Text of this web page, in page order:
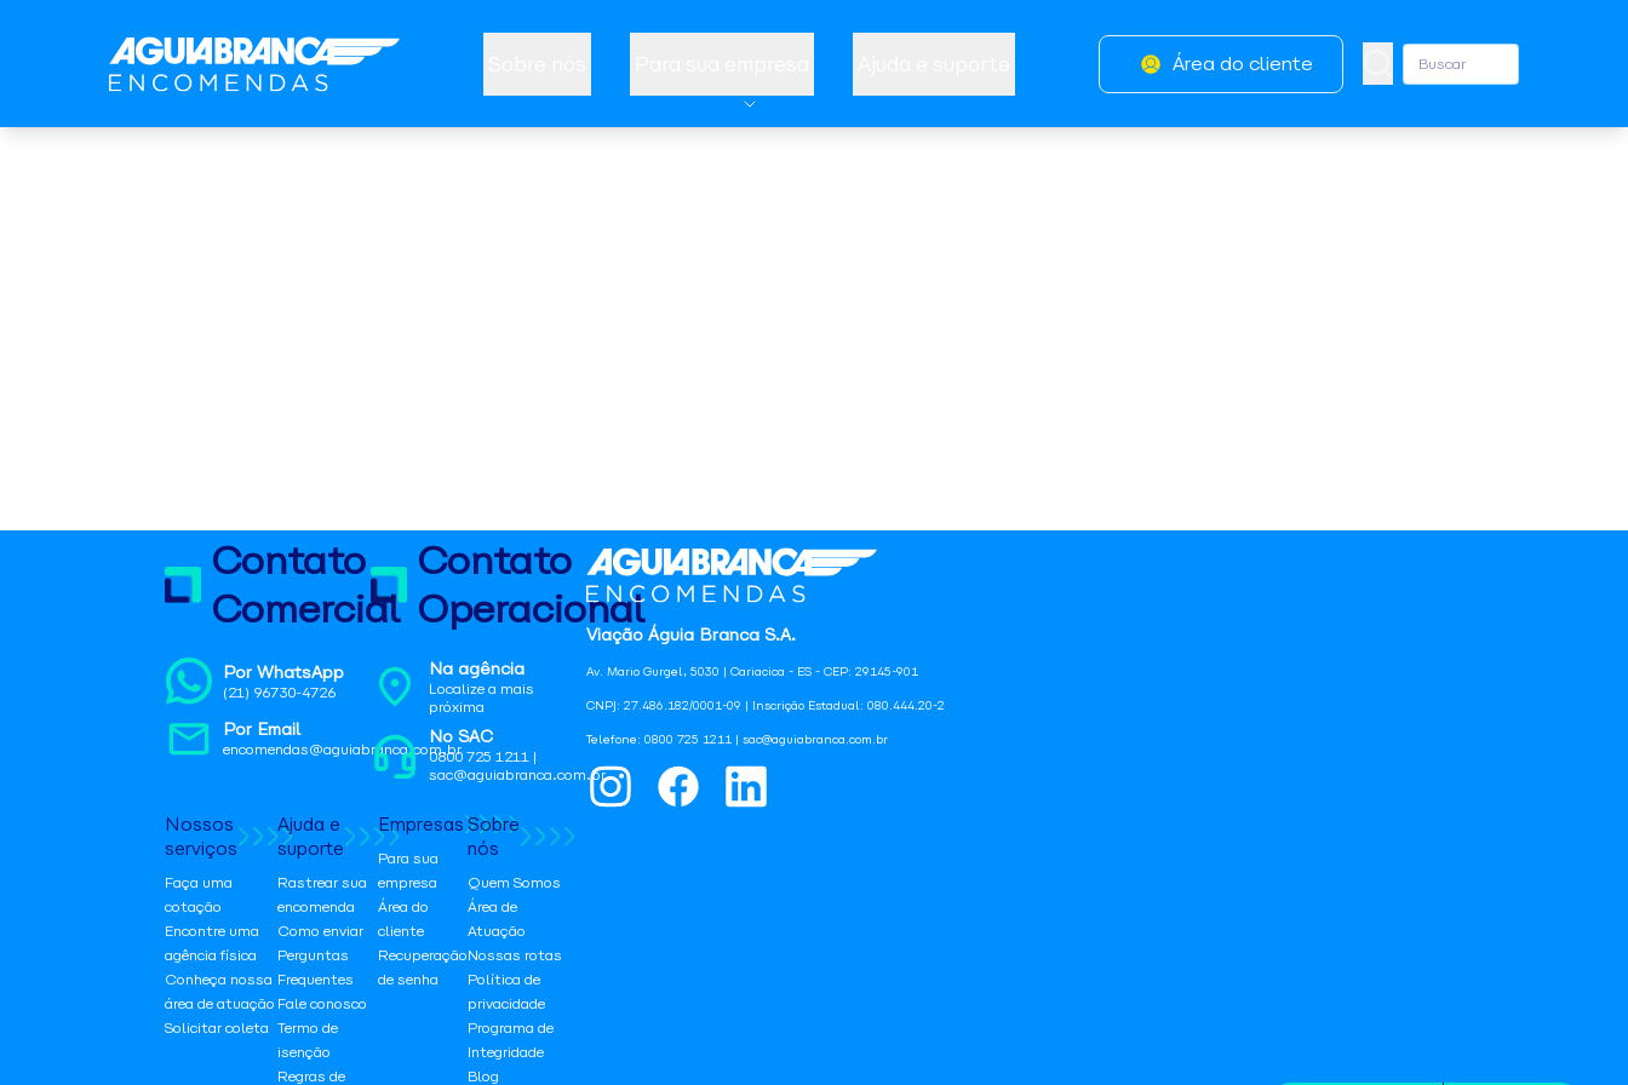
Área do cliente
Viação Águia Branca S.A.
Av. Mario Gurgel, 5030 | Cariacica - ES - CEP: 29145-901
CNPJ: 27.486.182/0001-09 | Inscrição Estadual: 080.444.20-2
Telefone: 0800 725 1211 | sac@aguiabranca.com.br
Contato
Comercial
Por WhatsApp
(21) 96730-4726
Por Email
encomendas@aguiabranca.com.br
Contato
Operacional
Na agência
Localize a mais
próxima
No SAC
0800 725 1211 |
sac@aguiabranca.com.br
Nossos
serviços
Faça uma
cotação
Encontre uma
agência física
Conheça nossa
área de atuação
Solicitar coleta
Ajuda e
suporte
Rastrear sua
encomenda
Como enviar
Perguntas
Frequentes
Fale conosco
Termo de
isenção
Regras de
Empresas
Para sua
empresa
Área do
cliente
Recuperação
de senha
Sobre
nós
Quem Somos
Área de
Atuação
Nossas rotas
Política de
privacidade
Programa de
Integridade
Blog